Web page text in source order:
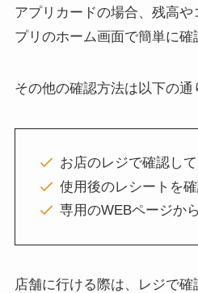
アプリカードの場合、残高
プリのホーム画面で簡単に確
その他の確認方法は以下の通
お店のレジで確認し
使用後のレシートを
専用のWEBページか
店舗に行ける際は、レジで